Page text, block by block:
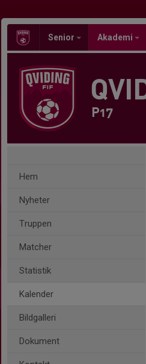
Senior Akademi
P17
Hem
Nyheter
Truppen
Matcher
Statistik
Kalender
Bildgalleri
Dokument